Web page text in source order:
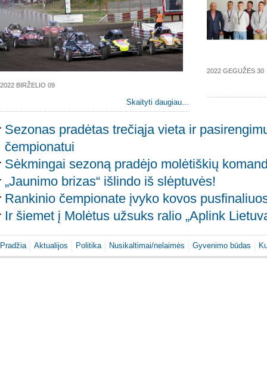
2022 BIRŽELIO 09
Skaityti daugiau...
2022 GEGUŽĖS 30
Sezonas pradėtas trečiąja vieta ir
čempionatui
Sėkmingai sezoną pradėjo molėtiškių
„Jaunimo brizas“ išlindo iš slėptuvės!
Rankinio čempionate įvyko kovos
Ir šiemet į Molėtus užsuks ralio „Aplink
Pradžia Aktualijos Politika Nusikaltimai/nelaimės Gyvenimo būdas